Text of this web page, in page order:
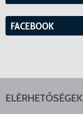
FACEBOOK
ELÉRHETŐSÉGEK